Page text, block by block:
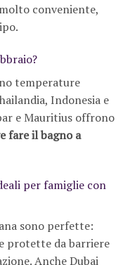
conveniente,
temperature
Indonesia e
e Mauritius offrono
fare il bagno a
per famiglie con
sono perfette:
protette da barriere
Anche Dubai